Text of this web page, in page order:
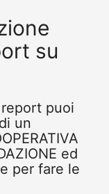
su
puoi
un
ed
per fare le